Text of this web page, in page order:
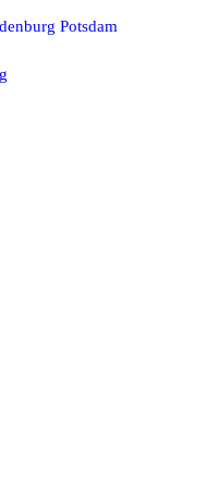
Potsdam